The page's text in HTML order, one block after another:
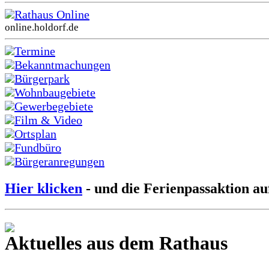
Rathaus Online
online.holdorf.de
Termine
Bekanntmachungen
Bürgerpark
Wohnbaugebiete
Gewerbegebiete
Film & Video
Ortsplan
Fundbüro
Bürgeranregungen
Hier klicken - und die Ferienpassaktion
Aktuelles aus dem Rathaus